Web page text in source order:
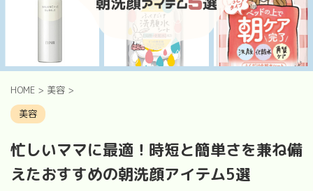
HOME > 美容 >
美容
忙しいママに最適！時短と簡単さを兼ね備
えたおすすめの朝洗顔アイテム5選